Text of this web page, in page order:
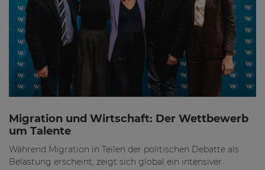
Migration und Wirtschaft: Der Wettbewerb
um Talente
Während Migration in Teilen der politischen Debatte als
Belastung erscheint, zeigt sich global ein intensiver